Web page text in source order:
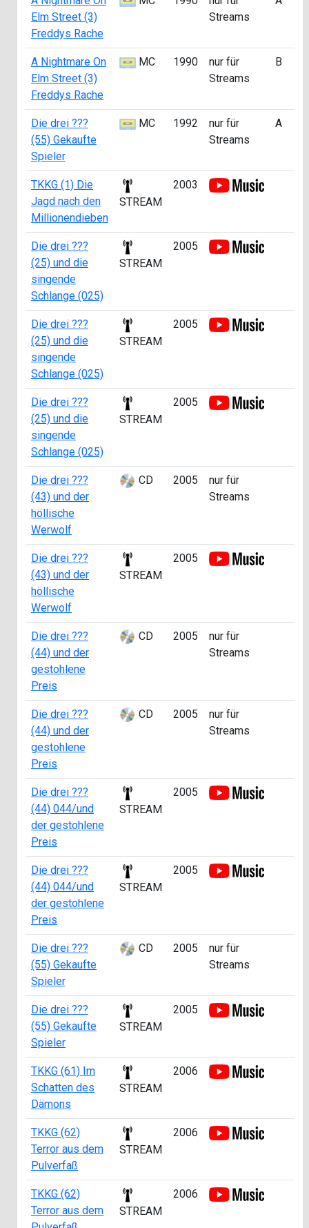
Elm Street (3)
Freddys Rache
Streams
A Nightmare On
Elm Street (3)
Freddys Rache
MC 1990
nur für
Streams
B
Die drei ???
(55) Gekaufte
Spieler
MC 1992
nur für
Streams
A
TKKG (1) Die
Jagd nach den
Millionendieben
STREAM
2003
Die drei ???
(25) und die
singende
Schlange (025)
STREAM
2005
Die drei ???
(25) und die
singende
Schlange (025)
STREAM
2005
Die drei ???
(25) und die
singende
Schlange (025)
STREAM
2005
Die drei ???
(43) und der
höllische
Werwolf
CD 2005
nur für
Streams
Die drei ???
(43) und der
höllische
Werwolf
STREAM
2005
Die drei ???
(44) und der
gestohlene
Preis
CD 2005
nur für
Streams
Die drei ???
(44) und der
gestohlene
Preis
CD 2005
nur für
Streams
Die drei ???
(44) 044/und
der gestohlene
Preis
STREAM
2005
Die drei ???
(44) 044/und
der gestohlene
Preis
STREAM
2005
Die drei ???
(55) Gekaufte
Spieler
CD 2005
nur für
Streams
Die drei ???
(55) Gekaufte
Spieler
STREAM
2005
TKKG (61) Im
Schatten des
Dämons
STREAM
2006
TKKG (62)
Terror aus dem
Pulverfaß
STREAM
2006
TKKG (62)
Terror aus dem
STREAM
2006